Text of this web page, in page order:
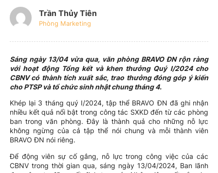
Trần Thủy Tiên
Phòng Marketing
Sáng ngày 13/04 vừa qua, văn phòng BRAVO ĐN rộn ràng
với hoạt động Tổng kết và khen thưởng Quý I/2024 cho
CBNV có thành tích xuất sắc, trao thưởng đóng góp ý kiến
cho PTSP và tổ chức sinh nhật chung tháng 4.
Khép lại 3 tháng quý I/2024, tập thể BRAVO ĐN đã ghi nhận
nhiều kết quả nổi bật trong công tác SXKD đến từ các phòng
ban trong văn phòng. Đây là thành quả cho những nỗ lực
không ngừng của cả tập thể nói chung và mỗi thành viên
BRAVO ĐN nói riêng.
Để động viên sự cố gắng, nỗ lực trong công việc của các
CBNV trong thời gian qua, sáng ngày 13/04/2024, Ban lãnh